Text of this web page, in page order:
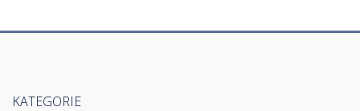
KATEGORIE